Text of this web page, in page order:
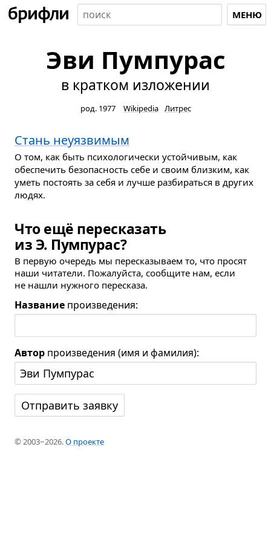
МЕНЮ
Эви Пумпурас
в кратком изложении
род. 1977 Wikipedia Литрес
Стань неуязвимым
О том, как быть психологически устойчивым, как
обеспечить безопасность себе и своим близким, как
уметь постоять за себя и лучше разбираться в других
людях.
Что ещё пересказать
из Э. Пумпурас?
В первую очередь мы пересказываем то, что просят
наши читатели. Пожалуйста, сообщите нам, если
не нашли нужного пересказа.
Название произведения:
Автор произведения (имя и фамилия):
© 2003−2026.О проекте